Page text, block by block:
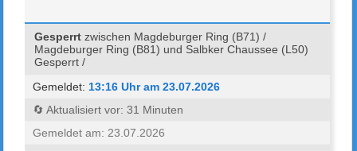
Gesperrt zwischen Magdeburger Ring (B71) /
Magdeburger Ring (B81) und Salbker Chaussee (L50)
Gesperrt /
Gemeldet: 13:16 Uhr am 23.07.2026
🔄 Aktualisiert vor: 31 Minuten
Gemeldet am: 23.07.2026